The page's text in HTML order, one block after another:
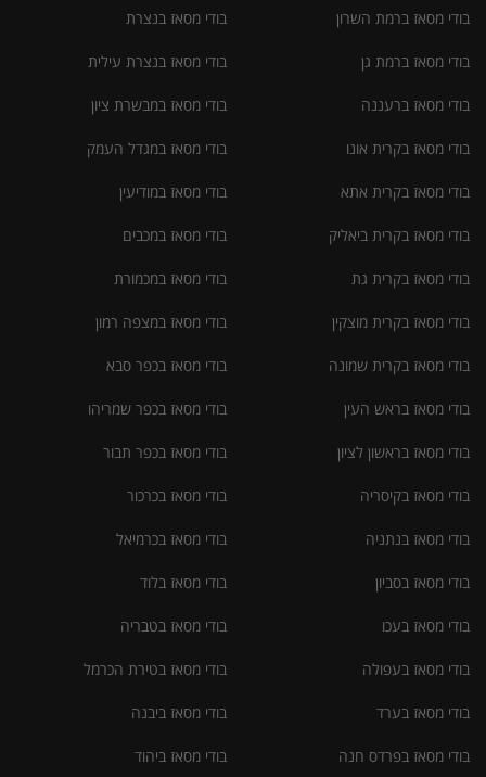
בודי מסאז ברמת השרון
בודי מסאז ברמת גן
בודי מסאז ברעננה
בודי מסאז בקרית אונו
בודי מסאז בקרית אתא
בודי מסאז בקרית ביאליק
בודי מסאז בקרית גת
בודי מסאז בקרית מוצקין
בודי מסאז בקרית שמונה
בודי מסאז בראש העין
בודי מסאז בראשון לציון
בודי מסאז בקיסריה
בודי מסאז בנתניה
בודי מסאז בסביון
בודי מסאז בעכו
בודי מסאז בעפולה
בודי מסאז בערד
בודי מסאז בפרדס חנה
בודי מסאז בנצרת
בודי מסאז בנצרת עילית
בודי מסאז במבשרת ציון
בודי מסאז במגדל העמק
בודי מסאז במודיעין
בודי מסאז במכבים
בודי מסאז במכמורת
בודי מסאז במצפה רמון
בודי מסאז בכפר סבא
בודי מסאז בכפר שמריהו
בודי מסאז בכפר תבור
בודי מסאז בכרכור
בודי מסאז בכרמיאל
בודי מסאז בלוד
בודי מסאז בטבריה
בודי מסאז בטירת הכרמל
בודי מסאז ביבנה
בודי מסאז ביהוד